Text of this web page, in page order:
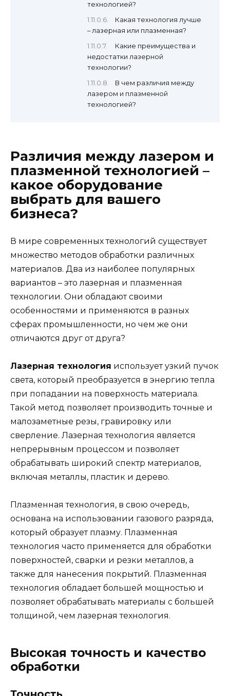
технологией?
Какая технология лучше
– лазерная или плазменная?
Какие преимущества и
недостатки лазерной
технологии?
В чем различия между
лазером и плазменной
технологией?
Различия между лазером и
плазменной технологией –
какое оборудование
выбрать для вашего
бизнеса?
В мире современных технологий существует
множество методов обработки различных
материалов. Два из наиболее популярных
вариантов – это лазерная и плазменная
технологии. Они обладают своими
особенностями и применяются в разных
сферах промышленности, но чем же они
отличаются друг от друга?
Лазерная технология использует узкий пучок
света, который преобразуется в энергию тепла
при попадании на поверхность материала.
Такой метод позволяет производить точные и
малозаметные резы, гравировку или
сверление. Лазерная технология является
непрерывным процессом и позволяет
обрабатывать широкий спектр материалов,
включая металлы, пластик и дерево.
Плазменная технология, в свою очередь,
основана на использовании газового разряда,
который образует плазму. Плазменная
технология часто применяется для обработки
поверхностей, сварки и резки металлов, а
также для нанесения покрытий. Плазменная
технология обладает большей мощностью и
позволяет обрабатывать материалы с большей
толщиной, чем лазерная технология.
Высокая точность и качество
обработки